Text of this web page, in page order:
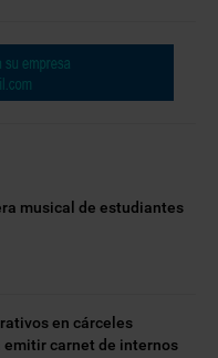
musical de estudiantes
en cárceles
emitir carnet de internos